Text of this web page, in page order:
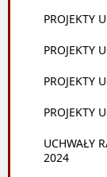
PROJEKTY
PROJEKTY
PROJEKTY
PROJEKTY
UCHWAŁY
2024